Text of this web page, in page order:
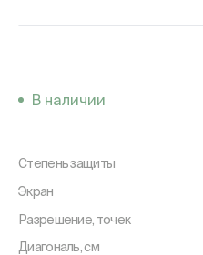
В наличии
Степень защиты
Экран
Разрешение, точек
Диагональ, см